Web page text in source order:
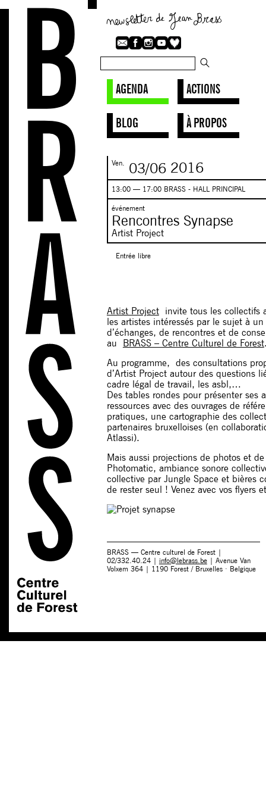
AGENDA ACTIONS
BLOG À PROPOS
Ven. 03/062016
13:00 — 17:00 BRASS - HALL PRINCIPAL
événement
Rencontres Synapse
Artist Project
Entrée libre
Artist Projectinvite tous les collectifs
les artistes intéressés par le sujet à
d’échanges, de rencontres et de
au BRASS – Centre Culturel de Forest
Au programme, des consultations
d’Artist Project autour des questions
cadre légal de travail, les asbl,…
Des tables rondes pour présenter ses
ressources avec des ouvrages de
pratiques, une cartographie des
partenaires bruxelloises (en
Atlassi).
Mais aussi projections de photos et
Photomatic, ambiance sonore
collective par Jungle Space et bières
de rester seul ! Venez avec vos flyers
BRASS — Centre culturel de Forest |
02/332.40.24 | info@lebrass.be| Avenue Van
Volxem 364 | 1190 Forest / Bruxelles · Belgique